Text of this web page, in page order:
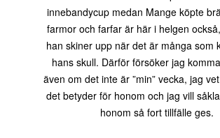
innebandycup medan Mange köpte
farmor och farfar är här i helgen
han skiner upp när det är många som
hans skull. Därför försöker jag
även om det inte är ”min” vecka, jag
det betyder för honom och jag vill
honom så fort tillfälle ges.